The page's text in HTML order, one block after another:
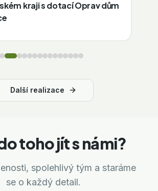
rekonstrukci
Další realizace
toho jít s námi?
spolehlivý tým a staráme
se o každý detail.